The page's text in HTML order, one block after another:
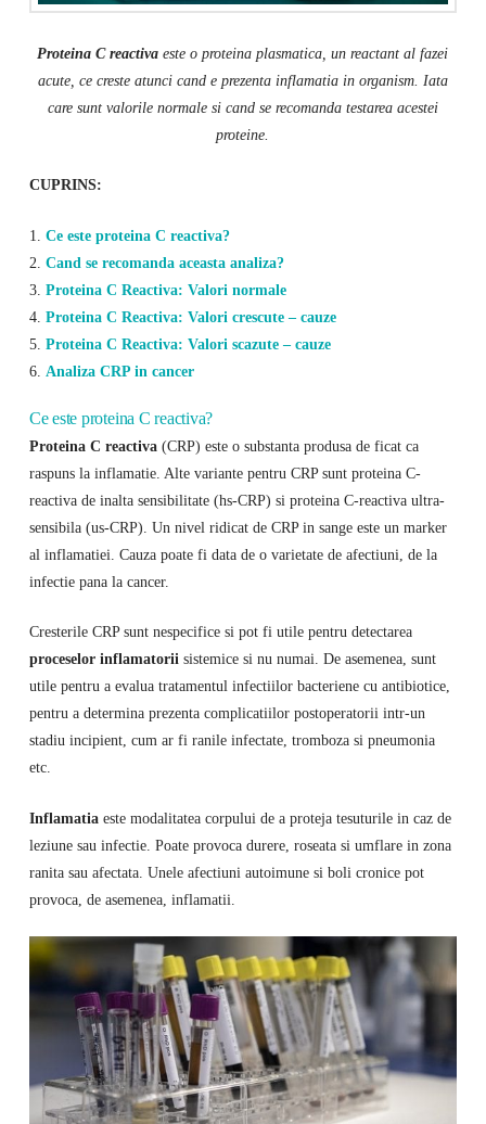
Proteina C reactiva este o proteina plasmatica, un reactant al fazei
acute, ce creste atunci cand e prezenta inflamatia in organism. Iata
care sunt valorile normale si cand se recomanda testarea acestei
proteine.
CUPRINS:
1.
Ce este proteina C reactiva?
2. Cand se recomanda aceasta analiza?
3. Proteina C Reactiva: Valori normale
4. Proteina C Reactiva: Valori crescute – cauze
5. Proteina C Reactiva: Valori scazute – cauze
6. Analiza CRP in cancer
Ce este proteina C reactiva?
Proteina C reactiva(CRP) este o substanta produsa de ficat ca
raspuns la inflamatie. Alte variante pentru CRP sunt proteina C-
reactiva de inalta sensibilitate (hs-CRP) si proteina C-reactiva ultra-
sensibila (us-CRP). Un nivel ridicat de CRP in sange este un marker
al inflamatiei. Cauza poate fi data de o varietate de afectiuni, de la
infectie pana la cancer.
Cresterile CRP sunt nespecifice si pot fi utile pentru detectarea
proceselor inflamatoriisistemice si nu numai. De asemenea, sunt
utile pentru a evalua tratamentul infectiilor bacteriene cu antibiotice,
pentru a determina prezenta complicatiilor postoperatorii intr-un
stadiu incipient, cum ar fi ranile infectate, tromboza si pneumonia
etc.
Inflamatiaeste modalitatea corpului de a proteja tesuturile in caz de
leziune sau infectie. Poate provoca durere, roseata si umflare in zona
ranita sau afectata. Unele afectiuni autoimune si boli cronice pot
provoca, de asemenea, inflamatii.